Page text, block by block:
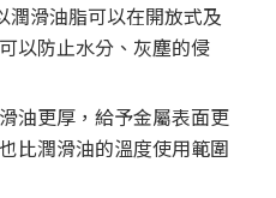
滑油脂可以在開放式及
以防止水分、灰塵的侵
油更厚，給予金屬表面更
比潤滑油的溫度使用範圍